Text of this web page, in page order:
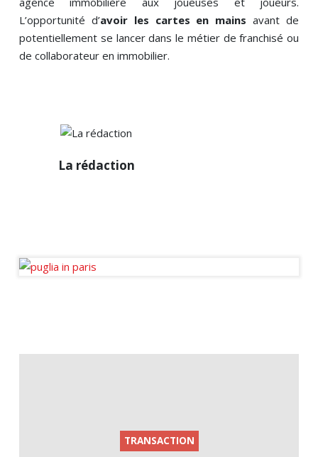
L’opportunité d’avoir les cartes en mains avant de
potentiellement se lancer dans le métier de franchisé ou
de collaborateur en immobilier.
La rédaction
rédaction
TRANSACTION